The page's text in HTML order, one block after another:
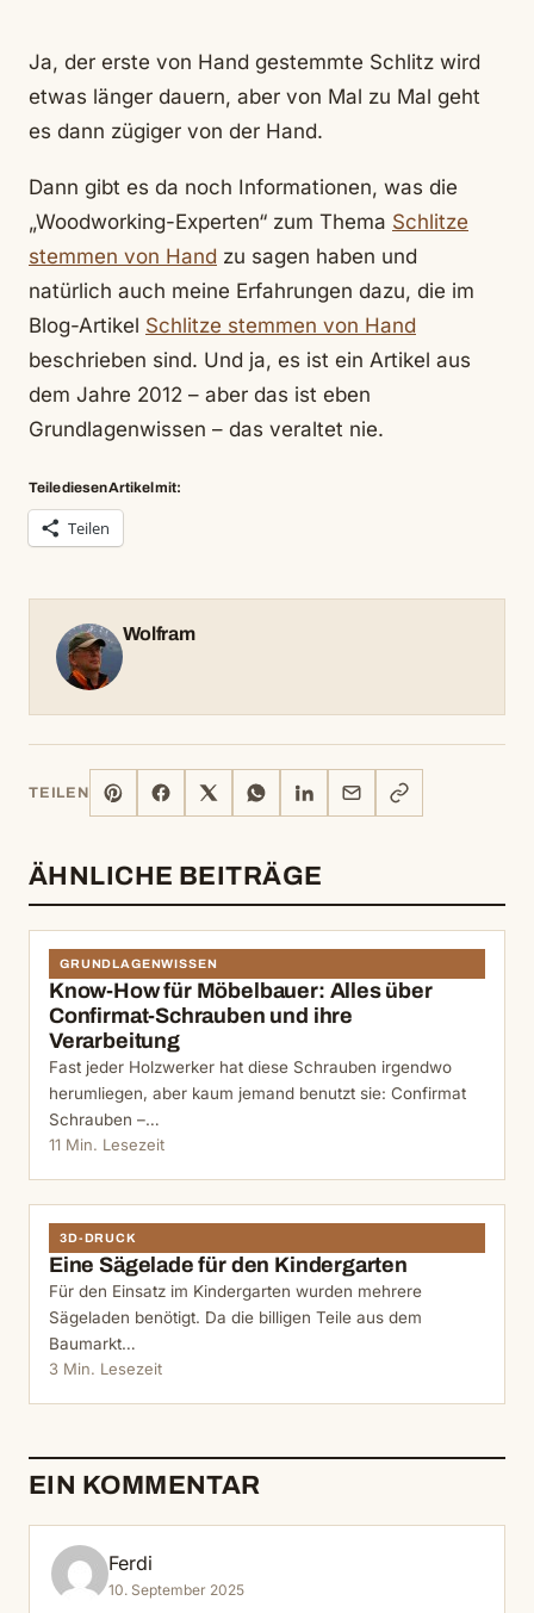
Ja, der erste von Hand gestemmte Schlitz wird
etwas länger dauern, aber von Mal zu Mal geht
es dann zügiger von der Hand.
Dann gibt es da noch Informationen, was die
„Woodworking-Experten“ zum Thema Schlitze
stemmen von Hand zu sagen haben und
natürlich auch meine Erfahrungen dazu, die im
Blog-Artikel Schlitze stemmen von Hand
beschrieben sind. Und ja, es ist ein Artikel aus
dem Jahre 2012 – aber das ist eben
Grundlagenwissen – das veraltet nie.
Teile diesen Artikel mit:
Teilen
Wolfram
TEILEN
PINTERESTFACEBOOK WHATSAPPLINKEDIN
MAIL
LINK
KOPIEREN
ÄHNLICHE BEITRÄGE
GRUNDLAGENWISSEN
Know-How für Möbelbauer: Alles über
Confirmat-Schrauben und ihre
Verarbeitung
Fast jeder Holzwerker hat diese Schrauben irgendwo
herumliegen, aber kaum jemand benutzt sie: Confirmat
Schrauben –…
11 Min. Lesezeit
3D-DRUCK
Eine Sägelade für den Kindergarten
Für den Einsatz im Kindergarten wurden mehrere
Sägeladen benötigt. Da die billigen Teile aus dem
Baumarkt…
3 Min. Lesezeit
EIN KOMMENTAR
Ferdi
10. September 2025